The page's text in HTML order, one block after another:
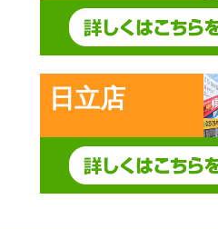
日立店